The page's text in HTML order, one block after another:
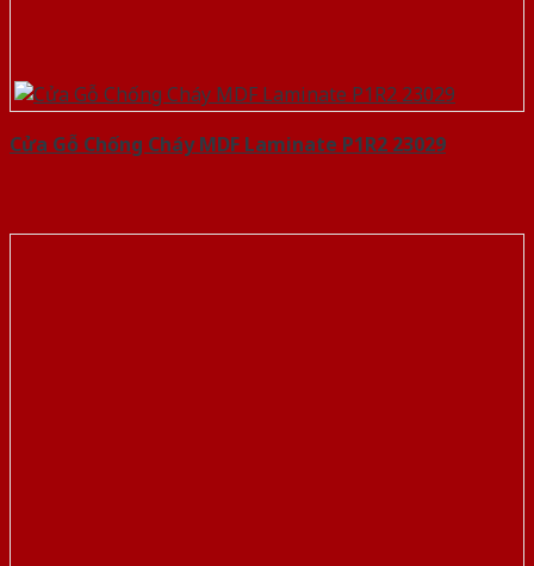
Cửa Gỗ Chống Cháy MDF Laminate P1R2 23029